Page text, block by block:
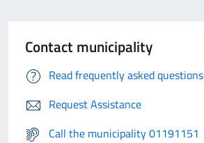
Contact municipality
Read frequently asked questions
Request Assistance
Call the municipality 01191151